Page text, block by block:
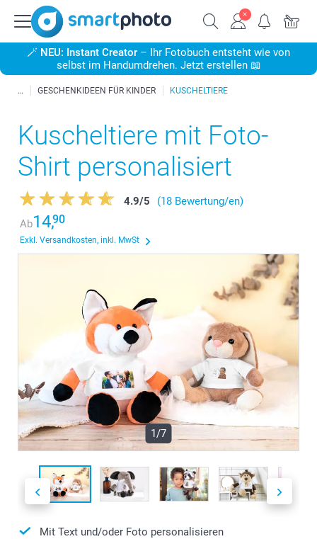
🪄 NEU: Instant Creator – Ihr Fotobuch entsteht wie von
selbst im Handumdrehen. Jetzt erstellen 📖
GESCHENKIDEEN FÜR KINDER KUSCHELTIERE
Kuscheltiere mit Foto-
Shirt personalisiert
4.9/5
(18 Bewertung/en)
Ab14,90
Exkl. Versandkosten, inkl. MwSt
1/7
Mit Text und/oder Foto personalisieren